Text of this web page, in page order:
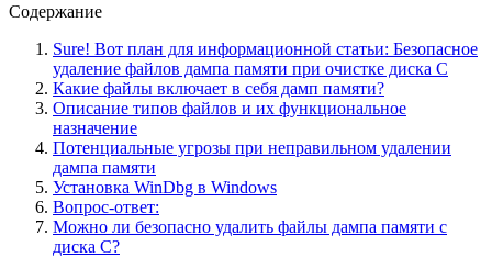
Содержание
Sure! Вот план для информационной статьи: Безопасное
удаление файлов дампа памяти при очистке диска С
Какие файлы включает в себя дамп памяти?
Описание типов файлов и их функциональное
назначение
Потенциальные угрозы при неправильном удалении
дампа памяти
Установка WinDbg в Windows
Вопрос-ответ:
Можно ли безопасно удалить файлы дампа памяти с
диска С?